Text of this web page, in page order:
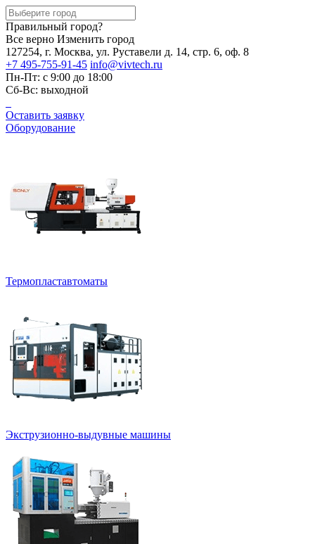
Правильный город?
Все верно Изменить город
127254, г. Москва, ул. Руставели д. 14, стр. 6, оф. 8
+7 495-755-91-45 info@vivtech.ru
Пн-Пт: с 9:00 до 18:00
Сб-Вс: выходной
Оставить заявку
Оборудование
Термопластавтоматы
Экструзионно-выдувные машины